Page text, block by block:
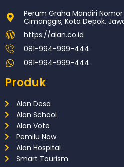
Perum Graha Mandiri Nomor
Cimanggis, Kota Depok,
https://alan.co.id
081-994-999-444
081-994-999-444
Produk
Alan Desa
Alan School
Alan Vote
Pemilu Now
Alan Hospital
Smart Tourism